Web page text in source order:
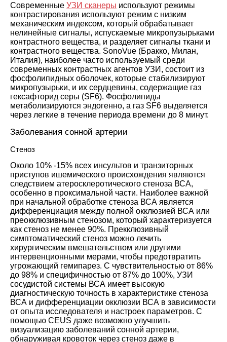
Современные УЗИ сканеры используют режимы
контрастирования используют режим с низким
механическим индексом, который обрабатывает
нелинейные сигналы, испускаемые микропузырьками
контрастного вещества, и разделяет сигналы ткани и
контрастного вещества. SonoVue (Бракко, Милан,
Италия), наиболее часто используемый среди
современных контрастных агентов УЗИ, состоит из
фосфолипидных оболочек, которые стабилизируют
микропузырьки, и их сердцевины, содержащие газ
гексафторид серы (SF6). Фосфолипиды
метаболизируются эндогенно, а газ SF6 выделяется
через легкие в течение периода времени до 8 минут.
Заболевания сонной артерии
Стеноз
Около 10% -15% всех инсультов и транзиторных
приступов ишемического происхождения являются
следствием атеросклеротического стеноза ВСА,
особенно в проксимальной части. Наиболее важной
при начальной обработке стеноза ВСА является
дифференциация между полной окклюзией ВСА или
преокклюзивным стенозом, который характеризуется
как стеноз не менее 90%. Прекклюзивный
симптоматический стеноз можно лечить
хирургическим вмешательством или другими
интервенционными мерами, чтобы предотвратить
угрожающий гемипарез. С чувствительностью от 86%
до 98% и специфичностью от 87% до 100%, УЗИ
сосудистой системы ВСА имеет высокую
диагностическую точность в характеристике стеноза
ВСА и дифференциации окклюзии ВСА в зависимости
от опыта исследователя и настроек параметров. С
помощью CEUS даже возможно улучшить
визуализацию заболеваний сонной артерии,
обнаруживая кровоток через стеноз даже в